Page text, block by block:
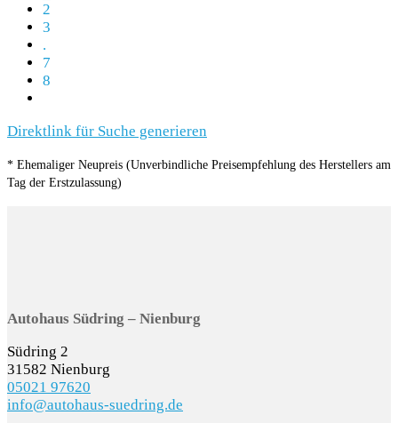
2
3
.
7
8
Direktlink für Suche generieren
* Ehemaliger Neupreis (Unverbindliche Preisempfehlung des Herstellers am
Tag der Erstzulassung)
Autohaus Südring – Nienburg
Südring 2
31582 Nienburg
05021 97620
info@autohaus-suedring.de